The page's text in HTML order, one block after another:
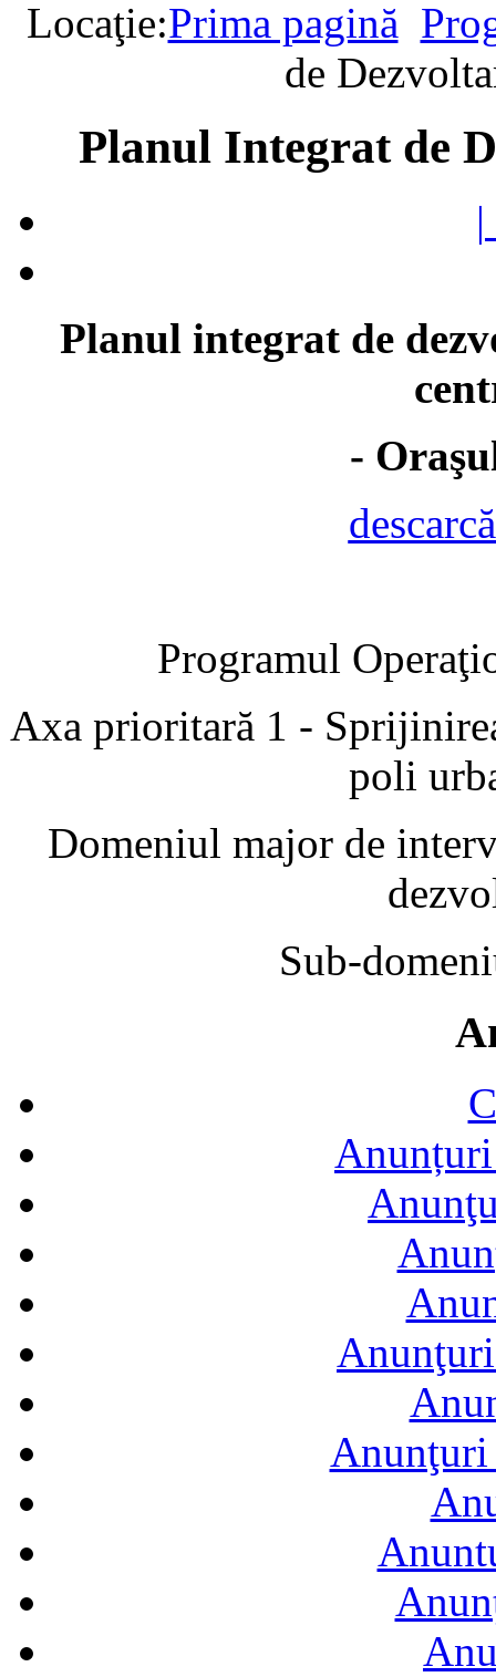
Locaţie:Prima pagină
de
Planul Integrat de
Planul integrat de
-
Programul
Axa prioritară 1 -
poli
Domeniul major de
Sub-